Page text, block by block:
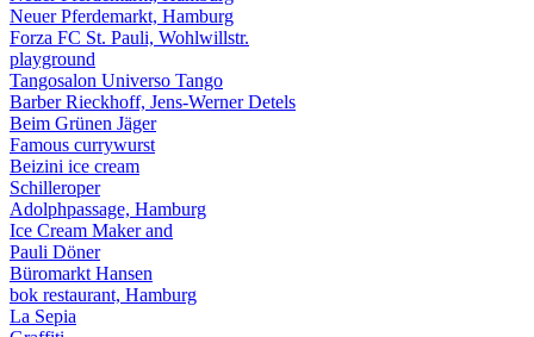
Neuer Pferdemarkt, Hamburg
Forza FC St. Pauli, Wohlwillstr.
playground
Tangosalon Universo Tango
Barber Rieckhoff, Jens-Werner Detels
Beim Grünen Jäger
Famous currywurst
Beizini ice cream
Schilleroper
Adolphpassage, Hamburg
Ice Cream Maker and
Pauli Döner
Büromarkt Hansen
bok restaurant, Hamburg
La Sepia